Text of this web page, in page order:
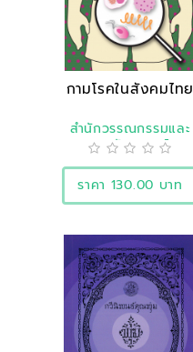
กามโรคในสังคมไทย
สำนักวรรณกรรมและ
ประวัติศาสตร์
ราคา 130.00 บาท